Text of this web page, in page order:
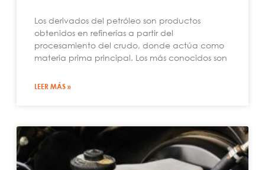
Los derivados del petróleo son productos
obtenidos en refinerías a partir del
procesamiento del crudo, donde actúa como
materia prima principal. Los más conocidos son
LEER MÁS »